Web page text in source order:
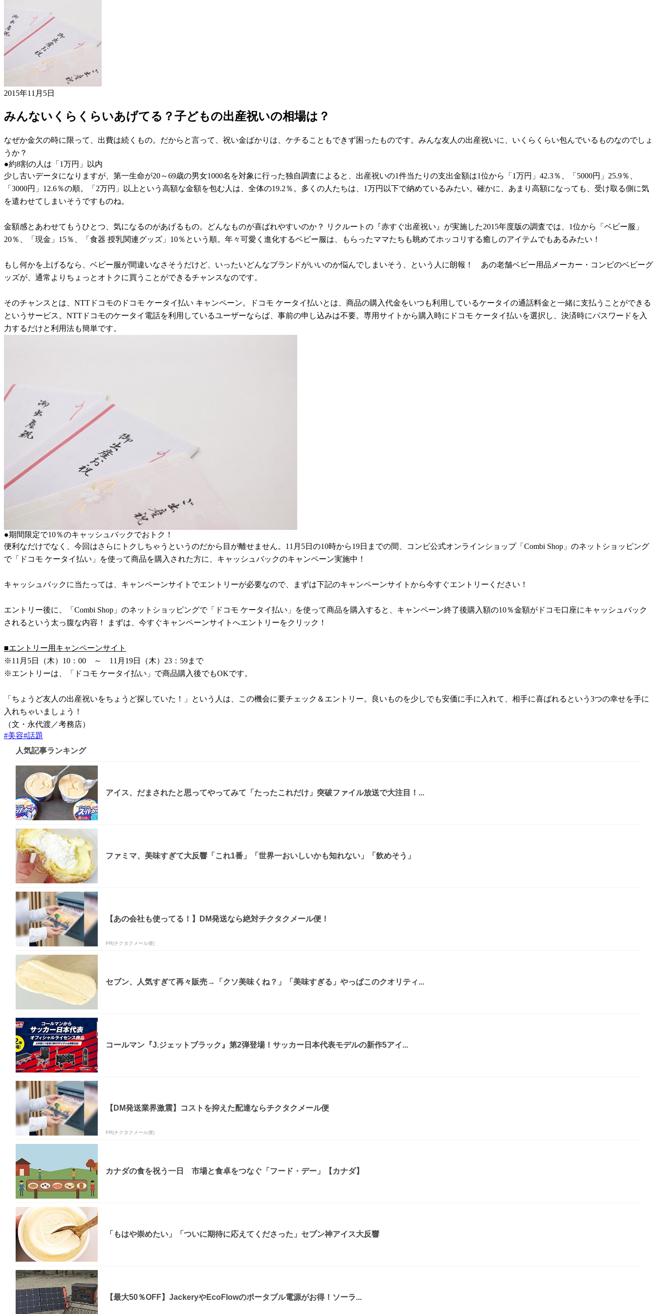
2015年11月5日
みんないくらくらいあげてる？子どもの出産祝いの相場は？
なぜか金欠の時に限って、出費は続くもの。だからと言って、祝い金ばかりは、ケチることもできず困ったものです。みんな友人の出産祝いに、いくらくらい包んでいるものなのでしょ
うか？
●約8割の人は「1万円」以内
少し古いデータになりますが、第一生命が20～69歳の男女1000名を対象に行った独自調査によると、出産祝いの1件当たりの支出金額は1位から「1万円」42.3％、「5000円」25.9％、
「3000円」12.6％の順。「2万円」以上という高額な金額を包む人は、全体の19.2％。多くの人たちは、1万円以下で納めているみたい。確かに、あまり高額になっても、受け取る側に気
を遣わせてしまいそうですものね。
金額感とあわせてもうひとつ、気になるのがあげるもの。どんなものが喜ばれやすいのか？ リクルートの『赤すぐ出産祝い』が実施した2015年度版の調査では、1位から「ベビー服」
20％、「現金」15％、「食器 授乳関連グッズ」10％という順。年々可愛く進化するベビー服は、もらったママたちも眺めてホッコリする癒しのアイテムでもあるみたい！
もし何かを上げるなら、ベビー服が間違いなさそうだけど、いったいどんなブランドがいいのか悩んでしまいそう、という人に朗報！ あの老舗ベビー用品メーカー・コンビのベビーグ
ッズが、通常よりちょっとオトクに買うことができるチャンスなのです。
そのチャンスとは、NTTドコモのドコモ ケータイ払い キャンペーン。ドコモ ケータイ払いとは、商品の購入代金をいつも利用しているケータイの通話料金と一緒に支払うことができる
というサービス。NTTドコモのケータイ電話を利用しているユーザーならば、事前の申し込みは不要。専用サイトから購入時にドコモ ケータイ払いを選択し、決済時にパスワードを入
力するだけと利用法も簡単です。
●期間限定で10％のキャッシュバックでおトク！
便利なだけでなく、今回はさらにトクしちゃうというのだから目が離せません。11月5日の10時から19日までの間、コンビ公式オンラインショップ「Combi Shop」のネットショッピング
で「ドコモ ケータイ払い」を使って商品を購入された方に、キャッシュバックのキャンペーン実施中！
キャッシュバックに当たっては、キャンペーンサイトでエントリーが必要なので、まずは下記のキャンペーンサイトから今すぐエントリーください！
エントリー後に、「Combi Shop」のネットショッピングで「ドコモ ケータイ払い」を使って商品を購入すると、キャンペーン終了後購入額の10％金額がドコモ口座にキャッシュバック
されるという太っ腹な内容！ まずは、今すぐキャンペーンサイトへエントリーをクリック！
■エントリー用キャンペーンサイト
※11月5日（木）10：00 ～ 11月19日（木）23：59まで
※エントリーは、「ドコモ ケータイ払い」で商品購入後でもOKです。
「ちょうど友人の出産祝いをちょうど探していた！」という人は、この機会に要チェック＆エントリー。良いものを少しでも安価に手に入れて、相手に喜ばれるという3つの幸せを手に
入れちゃいましょう！
（文・永代渡／考務店）
#美容#話題
人気記事ランキング
アイス、だまされたと思ってやってみて「たったこれだけ」突破ファイル放送で大注目！...
ファミマ、美味すぎて大反響「これ1番」「世界一おいしいかも知れない」「飲めそう」
【あの会社も使ってる！】DM発送なら絶対チクタクメール便！
PR(チクタクメール便)
セブン、人気すぎて再々販売→「クソ美味くね？」「美味すぎる」やっぱこのクオリティ...
コールマン『J.ジェットブラック』第2弾登場！サッカー日本代表モデルの新作5アイ...
【DM発送業界激震】コストを抑えた配達ならチクタクメール便
PR(チクタクメール便)
カナダの食を祝う一日 市場と食卓をつなぐ「フード・デー」【カナダ】
「もはや崇めたい」「ついに期待に応えてくださった」セブン神アイス大反響
【最大50％OFF】JackeryやEcoFlowのポータブル電源がお得！ソーラ...